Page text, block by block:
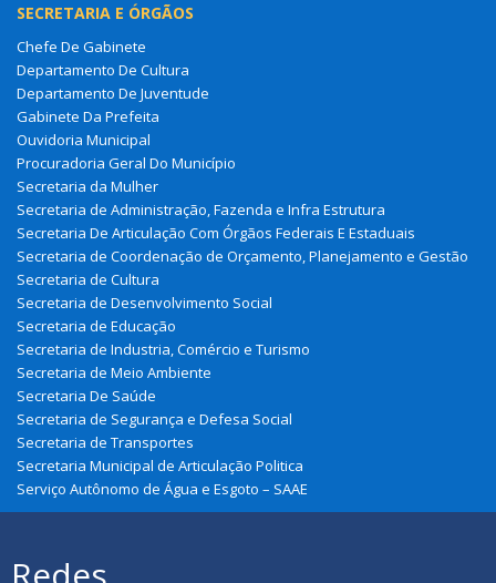
SECRETARIA E ÓRGÃOS
Chefe De Gabinete
Departamento De Cultura
Departamento De Juventude
Gabinete Da Prefeita
Ouvidoria Municipal
Procuradoria Geral Do Município
Secretaria da Mulher
Secretaria de Administração, Fazenda e Infra Estrutura
Secretaria De Articulação Com Órgãos Federais E Estaduais
Secretaria de Coordenação de Orçamento, Planejamento e Gestão
Secretaria de Cultura
Secretaria de Desenvolvimento Social
Secretaria de Educação
Secretaria de Industria, Comércio e Turismo
Secretaria de Meio Ambiente
Secretaria De Saúde
Secretaria de Segurança e Defesa Social
Secretaria de Transportes
Secretaria Municipal de Articulação Politica
Serviço Autônomo de Água e Esgoto – SAAE